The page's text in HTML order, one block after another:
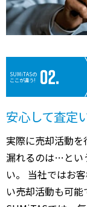
SUMiTASの
ここが違う!
安心して査定
実際に売却活動
漏れるのは…とい
い。 当社ではお
い売却活動も可能